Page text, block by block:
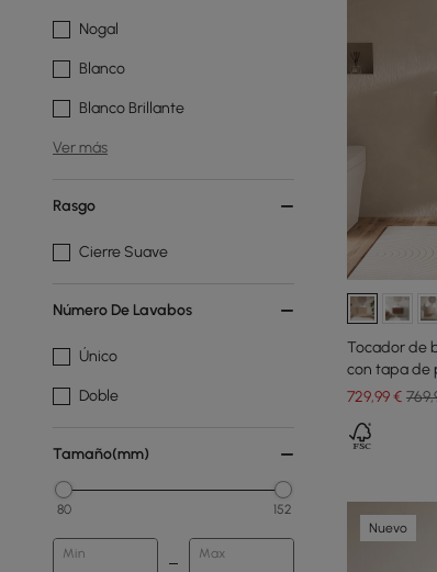
Nogal
Blanco
Blanco Brillante
Ver más
Rasgo
Cierre Suave
Número De Lavabos
Único
Doble
Tamaño(mm)
80 152
Min Max
Tocador de
con tapa de
729,99€
Nuevo